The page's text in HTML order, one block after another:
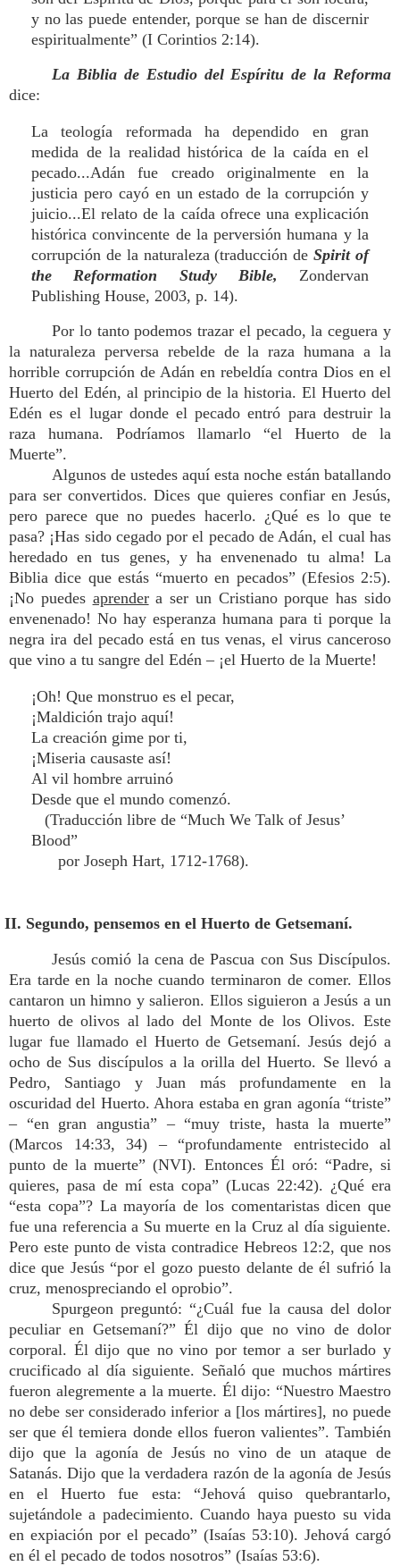
y no las puede entender, porque se han de discernir
espiritualmente” (I Corintios 2:14).
La Biblia de Estudio del Espíritu de la Reforma
dice:
La teología reformada ha dependido en gran
medida de la realidad histórica de la caída en el
pecado...Adán fue creado originalmente en la
justicia pero cayó en un estado de la corrupción y
juicio...El relato de la caída ofrece una explicación
histórica convincente de la perversión humana y la
corrupción de la naturaleza (traducción deSpirit of
the Reformation Study Bible, Zondervan
Publishing House, 2003, p. 14).
Por lo tanto podemos trazar el pecado, la ceguera y
la naturaleza perversa rebelde de la raza humana a la
horrible corrupción de Adán en rebeldía contra Dios en el
Huerto del Edén, al principio de la historia. El Huerto del
Edén es el lugar donde el pecado entró para destruir la
raza humana. Podríamos llamarlo “el Huerto de la
Muerte”.
Algunos de ustedes aquí esta noche están batallando
para ser convertidos. Dices que quieres confiar en Jesús,
pero parece que no puedes hacerlo. ¿Qué es lo que te
pasa? ¡Has sido cegado por el pecado de Adán, el cual has
heredado en tus genes, y ha envenenado tu alma! La
Biblia dice que estás “muerto en pecados” (Efesios 2:5).
¡No puedes aprendera ser un Cristiano porque has sido
envenenado! No hay esperanza humana para ti porque la
negra ira del pecado está en tus venas, el virus canceroso
que vino a tu sangre del Edén – ¡el Huerto de la Muerte!
¡Oh! Que monstruo es el pecar,
¡Maldición trajo aquí!
La creación gime por ti,
¡Miseria causaste así!
Al vil hombre arruinó
Desde que el mundo comenzó.
(Traducción libre de “Much We Talk of Jesus’
Blood”
por Joseph Hart, 1712-1768).
II. Segundo, pensemos en el Huerto de Getsemaní.
Jesús comió la cena de Pascua con Sus Discípulos.
Era tarde en la noche cuando terminaron de comer. Ellos
cantaron un himno y salieron. Ellos siguieron a Jesús a un
huerto de olivos al lado del Monte de los Olivos. Este
lugar fue llamado el Huerto de Getsemaní. Jesús dejó a
ocho de Sus discípulos a la orilla del Huerto. Se llevó a
Pedro, Santiago y Juan más profundamente en la
oscuridad del Huerto. Ahora estaba en gran agonía “triste”
– “en gran angustia” – “muy triste, hasta la muerte”
(Marcos 14:33, 34) – “profundamente entristecido al
punto de la muerte” (NVI). Entonces Él oró: “Padre, si
quieres, pasa de mí esta copa” (Lucas 22:42). ¿Qué era
“esta copa”? La mayoría de los comentaristas dicen que
fue una referencia a Su muerte en la Cruz al día siguiente.
Pero este punto de vista contradice Hebreos 12:2, que nos
dice que Jesús “por el gozo puesto delante de él sufrió la
cruz, menospreciando el oprobio”.
Spurgeon preguntó: “¿Cuál fue la causa del dolor
peculiar en Getsemaní?” Él dijo que no vino de dolor
corporal. Él dijo que no vino por temor a ser burlado y
crucificado al día siguiente. Señaló que muchos mártires
fueron alegremente a la muerte. Él dijo: “Nuestro Maestro
no debe ser considerado inferior a [los mártires], no puede
ser que él temiera donde ellos fueron valientes”. También
dijo que la agonía de Jesús no vino de un ataque de
Satanás. Dijo que la verdadera razón de la agonía de Jesús
en el Huerto fue esta: “Jehová quiso quebrantarlo,
sujetándole a padecimiento. Cuando haya puesto su vida
en expiación por el pecado” (Isaías 53:10). Jehová cargó
en él el pecado de todos nosotros” (Isaías 53:6).